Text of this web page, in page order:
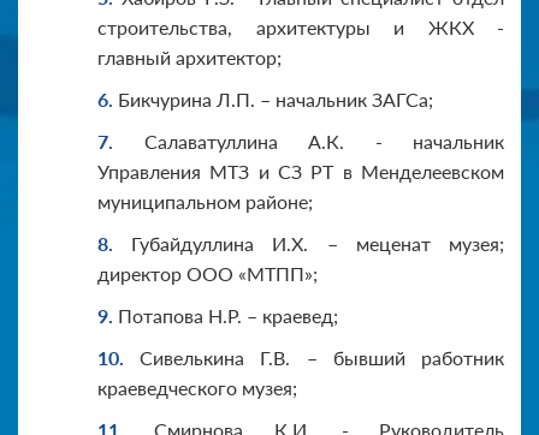
строительства, архитектуры и ЖКХ -
главный архитектор;
Бикчурина Л.П. – начальник ЗАГСа;
Салаватуллина А.К. - начальник
Управления МТЗ и СЗ РТ в Менделеевском
муниципальном районе;
Губайдуллина И.Х. – меценат музея;
директор ООО «МТПП»;
Потапова Н.Р. – краевед;
Сивелькина Г.В. – бывший работник
краеведческого музея;
Смирнова К.И. - Руководитель